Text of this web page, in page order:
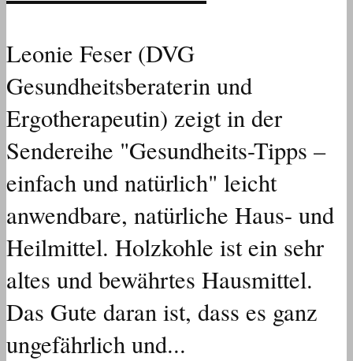
Leonie Feser (DVG
Gesundheitsberaterin und
Ergotherapeutin) zeigt in der
Sendereihe "Gesundheits-Tipps –
einfach und natürlich" leicht
anwendbare, natürliche Haus- und
Heilmittel. Holzkohle ist ein sehr
altes und bewährtes Hausmittel.
Das Gute daran ist, dass es ganz
ungefährlich und...